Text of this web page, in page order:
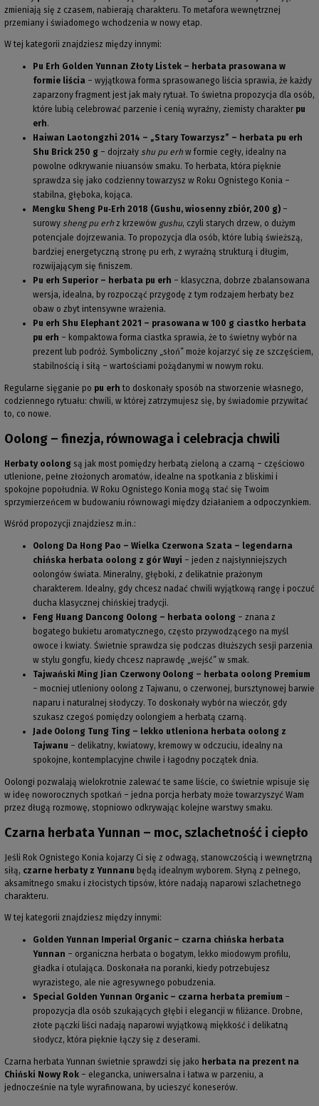
zmieniają się z czasem, nabierają charakteru. To metafora wewnętrznej
przemiany i świadomego wchodzenia w nowy etap.
W tej kategorii znajdziesz między innymi:
Pu Erh Golden Yunnan Złoty Listek – herbata prasowana w
formie liścia – wyjątkowa forma sprasowanego liścia sprawia, że każdy
zaparzony fragment jest jak mały rytuał. To świetna propozycja dla osób,
które lubią celebrować parzenie i cenią wyraźny, ziemisty charakter pu
erh.
Haiwan Laotongzhi 2014 – „Stary Towarzysz” – herbata pu erh
Shu Brick 250 g – dojrzały shu pu erh w formie cegły, idealny na
powolne odkrywanie niuansów smaku. To herbata, która pięknie
sprawdza się jako codzienny towarzysz w Roku Ognistego Konia –
stabilna, głęboka, kojąca.
Mengku Sheng Pu‑Erh 2018 (Gushu, wiosenny zbiór, 200 g) –
surowy sheng pu erh z krzewów gushu, czyli starych drzew, o dużym
potencjale dojrzewania. To propozycja dla osób, które lubią świeższą,
bardziej energetyczną stronę pu erh, z wyraźną strukturą i długim,
rozwijającym się finiszem.
Pu erh Superior – herbata pu erh – klasyczna, dobrze zbalansowana
wersja, idealna, by rozpocząć przygodę z tym rodzajem herbaty bez
obaw o zbyt intensywne wrażenia.
Pu erh Shu Elephant 2021 – prasowana w 100 g ciastko herbata
pu erh – kompaktowa forma ciastka sprawia, że to świetny wybór na
prezent lub podróż. Symboliczny „słoń” może kojarzyć się ze szczęściem,
stabilnością i siłą – wartościami pożądanymi w nowym roku.
Regularne sięganie po pu erh to doskonały sposób na stworzenie własnego,
codziennego rytuału: chwili, w której zatrzymujesz się, by świadomie przywitać
to, co nowe.
Oolong – finezja, równowaga i celebracja chwili
Herbaty oolong są jak most pomiędzy herbatą zieloną a czarną – częściowo
utlenione, pełne złożonych aromatów, idealne na spotkania z bliskimi i
spokojne popołudnia. W Roku Ognistego Konia mogą stać się Twoim
sprzymierzeńcem w budowaniu równowagi między działaniem a odpoczynkiem.
Wśród propozycji znajdziesz m.in.:
Oolong Da Hong Pao – Wielka Czerwona Szata – legendarna
chińska herbata oolong z gór Wuyi – jeden z najsłynniejszych
oolongów świata. Mineralny, głęboki, z delikatnie prażonym
charakterem. Idealny, gdy chcesz nadać chwili wyjątkową rangę i poczuć
ducha klasycznej chińskiej tradycji.
Feng Huang Dancong Oolong – herbata oolong – znana z
bogatego bukietu aromatycznego, często przywodzącego na myśl
owoce i kwiaty. Świetnie sprawdza się podczas dłuższych sesji parzenia
w stylu gongfu, kiedy chcesz naprawdę „wejść” w smak.
Tajwański Ming Jian Czerwony Oolong – herbata oolong Premium
– mocniej utleniony oolong z Tajwanu, o czerwonej, bursztynowej barwie
naparu i naturalnej słodyczy. To doskonały wybór na wieczór, gdy
szukasz czegoś pomiędzy oolongiem a herbatą czarną.
Jade Oolong Tung Ting – lekko utleniona herbata oolong z
Tajwanu – delikatny, kwiatowy, kremowy w odczuciu, idealny na
spokojne, kontemplacyjne chwile i łagodny początek dnia.
Oolongi pozwalają wielokrotnie zalewać te same liście, co świetnie wpisuje się
w ideę noworocznych spotkań – jedna porcja herbaty może towarzyszyć Wam
przez długą rozmowę, stopniowo odkrywając kolejne warstwy smaku.
Czarna herbata Yunnan – moc, szlachetność i ciepło
Jeśli Rok Ognistego Konia kojarzy Ci się z odwagą, stanowczością i wewnętrzną
siłą, czarne herbaty z Yunnanu będą idealnym wyborem. Słyną z pełnego,
aksamitnego smaku i złocistych tipsów, które nadają naparowi szlachetnego
charakteru.
W tej kategorii znajdziesz między innymi:
Golden Yunnan Imperial Organic – czarna chińska herbata
Yunnan – organiczna herbata o bogatym, lekko miodowym profilu,
gładka i otulająca. Doskonała na poranki, kiedy potrzebujesz
wyrazistego, ale nie agresywnego pobudzenia.
Special Golden Yunnan Organic – czarna herbata premium –
propozycja dla osób szukających głębi i elegancji w filiżance. Drobne,
złote pączki liści nadają naparowi wyjątkową miękkość i delikatną
słodycz, która pięknie łączy się z deserami.
Czarna herbata Yunnan świetnie sprawdzi się jako herbata na prezent na
Chiński Nowy Rok – elegancka, uniwersalna i łatwa w parzeniu, a
jednocześnie na tyle wyrafinowana, by ucieszyć koneserów.